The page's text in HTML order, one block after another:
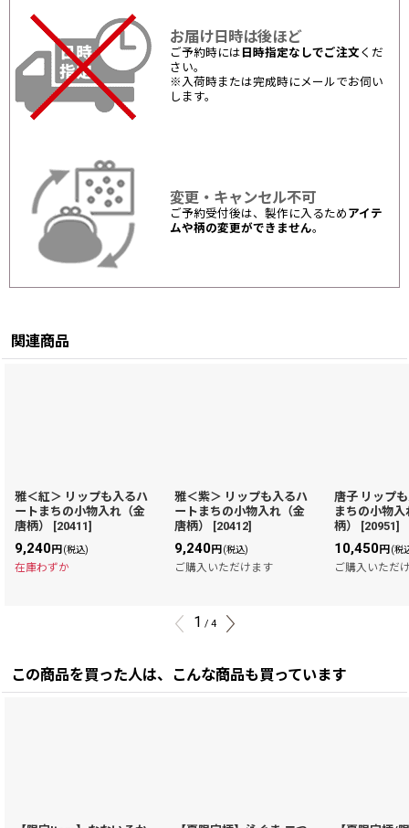
お届け日時は後ほど
ご予約時には 日時指定なしでご注文 くだ
さい。
※入荷時または完成時にメールでお伺い
します。
変更・キャンセル不可
ご予約受付後は、製作に入るため アイテ
ムや柄の変更ができません。
関連商品
雅＜紅＞ リップも入るハ
ートまちの小物入れ（金
唐柄）
[20411]
9,240円(税込)
在庫わずか
雅＜紫＞ リップも入るハ
ートまちの小物入れ（金
唐柄）
[20412]
9,240円(税込)
ご購入いただけます
唐子 リップ
まちの小物
柄）
[20951]
10,450円(税
ご購入いただ
1 / 4
この商品を買った人は、こんな商品も買っています